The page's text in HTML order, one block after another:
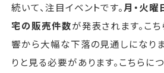
続いて、注目イベントです。月・火曜
宅の販売件数が発表されます。こ
響から大幅な下落の見通しになり
りと見る必要があります。こちらに